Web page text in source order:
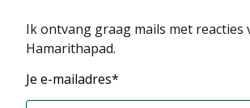
Ik ontvang graag mails met reacties
Hamarithapad.
Je e-mailadres*